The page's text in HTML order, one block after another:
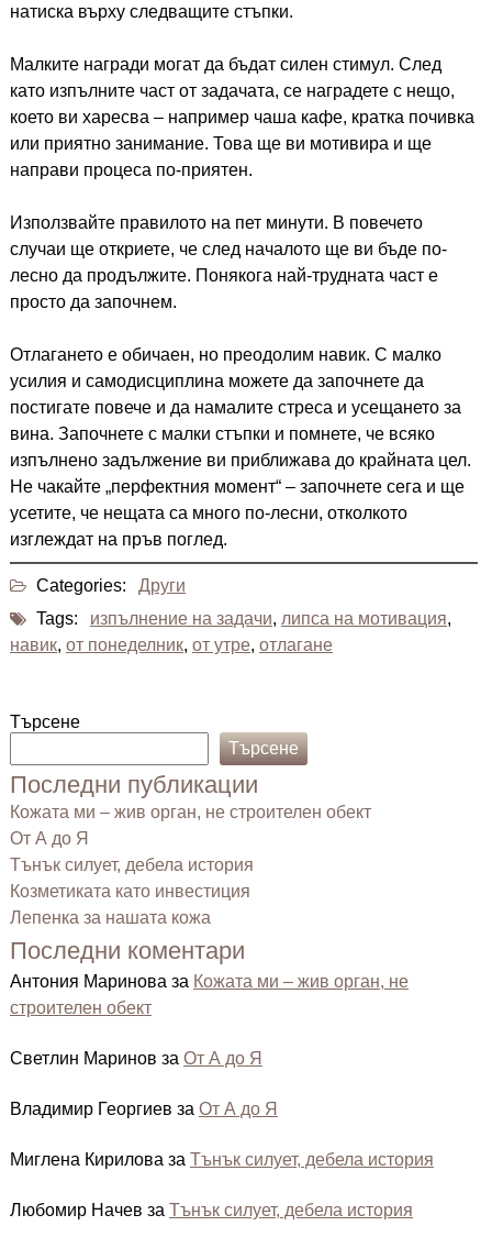
натиска върху следващите стъпки.
Малките награди могат да бъдат силен стимул. След
като изпълните част от задачата, се наградете с нещо,
което ви харесва – например чаша кафе, кратка почивка
или приятно занимание. Това ще ви мотивира и ще
направи процеса по-приятен.
Използвайте правилото на пет минути. В повечето
случаи ще откриете, че след началото ще ви бъде по-
лесно да продължите. Понякога най-трудната част е
просто да започнем.
Отлагането е обичаен, но преодолим навик. С малко
усилия и самодисциплина можете да започнете да
постигате повече и да намалите стреса и усещането за
вина. Започнете с малки стъпки и помнете, че всяко
изпълнено задължение ви приближава до крайната цел.
Не чакайте „перфектния момент“ – започнете сега и ще
усетите, че нещата са много по-лесни, отколкото
изглеждат на пръв поглед.
Categories:
Други
Tags:
изпълнение на задачи, липса на мотивация,
навик, от понеделник, от утре, отлагане
Търсене
Търсене
Последни публикации
Кожата ми – жив орган, не строителен обект
От А до Я
Тънък силует, дебела история
Козметиката като инвестиция
Лепенка за нашата кожа
Последни коментари
Антония Маринова за Кожата ми – жив орган, не
строителен обект
Светлин Маринов за От А до Я
Владимир Георгиев за От А до Я
Миглена Кирилова за Тънък силует, дебела история
Любомир Начев за Тънък силует, дебела история